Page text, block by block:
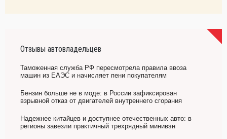
Отзывы автовладельцев
Таможенная служба РФ пересмотрела правила ввоза
машин из ЕАЭС и начисляет пени покупателям
Бензин больше не в моде: в России зафиксирован
взрывной отказ от двигателей внутреннего сгорания
Надежнее китайцев и доступнее отечественных авто: в
регионы завезли практичный трехрядный минивэн